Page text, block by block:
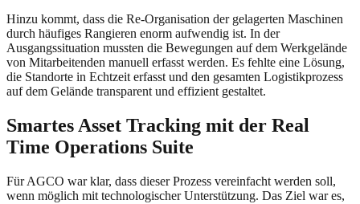
Hinzu kommt, dass die Re-Organisation der gelagerten Maschinen
durch häufiges Rangieren enorm aufwendig ist. In der
Ausgangssituation mussten die Bewegungen auf dem Werkgelände
von Mitarbeitenden manuell erfasst werden. Es fehlte eine Lösung,
die Standorte in Echtzeit erfasst und den gesamten Logistikprozess
auf dem Gelände transparent und effizient gestaltet.
Smartes Asset Tracking mit der Real
Time Operations Suite
Für AGCO war klar, dass dieser Prozess vereinfacht werden soll,
wenn möglich mit technologischer Unterstützung. Das Ziel war es,